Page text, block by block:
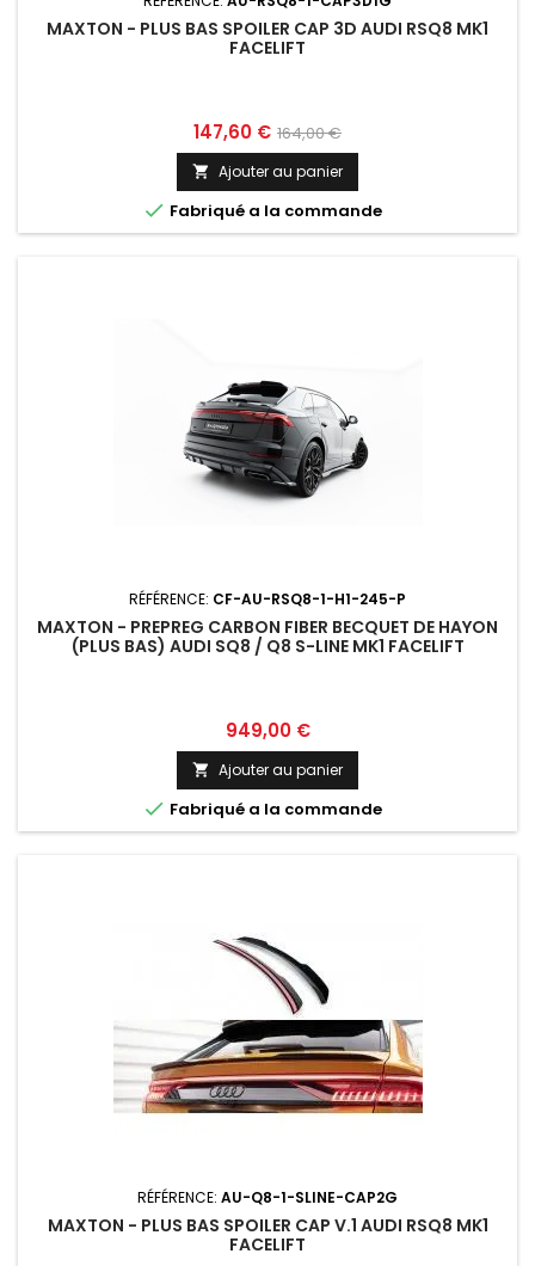
MAXTON - PLUS BAS SPOILER CAP 3D AUDI RSQ8 MK1
FACELIFT
Prix
147,60 € Prix
base
164,00 €
 Ajouter au panier
 Fabriqué a la commande
RÉFÉRENCE: CF-AU-RSQ8-1-H1-245-P
MAXTON - PREPREG CARBON FIBER BECQUET DE HAYON
(PLUS BAS) AUDI SQ8 / Q8 S-LINE MK1 FACELIFT
Prix
949,00 €
 Ajouter au panier
 Fabriqué a la commande
RÉFÉRENCE: AU-Q8-1-SLINE-CAP2G
MAXTON - PLUS BAS SPOILER CAP V.1 AUDI RSQ8 MK1
FACELIFT